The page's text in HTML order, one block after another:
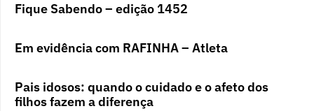
Fique Sabendo – edição 1452
Em evidência com RAFINHA – Atleta
Pais idosos: quando o cuidado e o afeto dos
filhos fazem a diferença